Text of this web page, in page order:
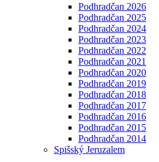
Podhradčan 2026
Podhradčan 2025
Podhradčan 2024
Podhradčan 2023
Podhradčan 2022
Podhradčan 2021
Podhradčan 2020
Podhradčan 2019
Podhradčan 2018
Podhradčan 2017
Podhradčan 2016
Podhradčan 2015
Podhradčan 2014
Spišský Jeruzalem